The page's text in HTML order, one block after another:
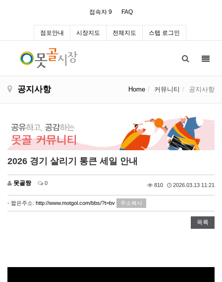
접속자 9 FAQ
점포안내 시장지도 전체지도 스텝 로그인
공지사항 Home 커뮤니티 공지사항
2026 경기 살리기 통큰 세일 안내
못골짱 0 810 2026.03.13 11:21
- 짧은주소: http://www.motgol.com/bbs/?t=bv 주소복사
목록